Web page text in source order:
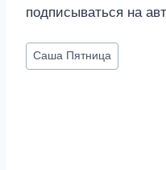
подписываться на
Метки
записи:
Саша Пятница